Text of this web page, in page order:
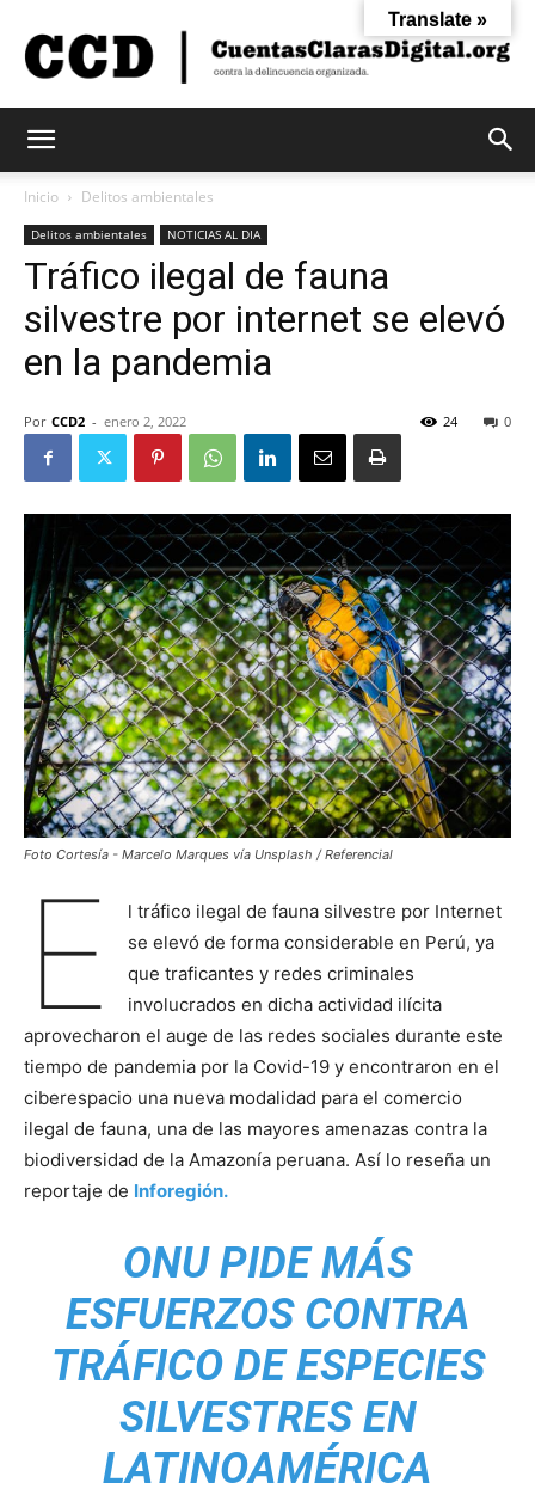
Claras
Digital
Inicio Delitos ambientales
Delitos ambientales NOTICIAS AL DIA
Tráfico ilegal de fauna
silvestre por internet se elevó
en la pandemia
Por CCD2 - enero 2, 2022 0
24
Foto Cortesía - Marcelo Marques vía Unsplash / Referencial
E
l tráfico ilegal de fauna silvestre por Internet
se elevó de forma considerable en Perú, ya
que traficantes y redes criminales
involucrados en dicha actividad ilícita
aprovecharon el auge de las redes sociales durante este
tiempo de pandemia por la Covid-19 y encontraron en el
ciberespacio una nueva modalidad para el comercio
ilegal de fauna, una de las mayores amenazas contra la
biodiversidad de la Amazonía peruana. Así lo reseña un
reportaje de Inforegión.
ONU PIDE MÁS
ESFUERZOS CONTRA
TRÁFICO DE ESPECIES
SILVESTRES EN
LATINOAMÉRICA
Translate »